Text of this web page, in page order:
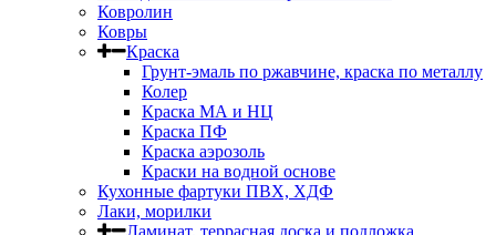
Ковролин
Ковры
Краска
Грунт-эмаль по ржавчине, краска по металлу
Колер
Краска МА и НЦ
Краска ПФ
Краска аэрозоль
Краски на водной основе
Кухонные фартуки ПВХ, ХДФ
Лаки, морилки
Ламинат, террасная доска и подложка